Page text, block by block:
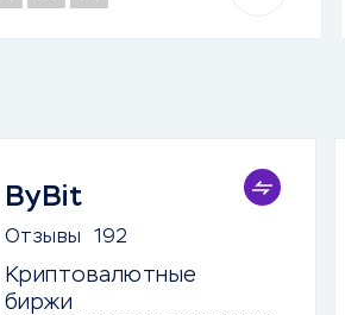
ByBit
Отзывы 192
Криптовалютные
биржи